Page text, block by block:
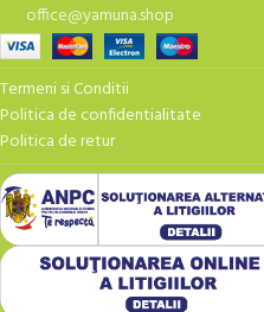
office@yamuna.shop
Termeni si Conditii
Politica de confidentialitate
Politica de retur